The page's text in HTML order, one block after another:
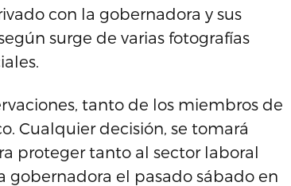
con la gobernadora y sus
surge de varias fotografías
tanto de los miembros de
Cualquier decisión, se tomará
proteger tanto al sector laboral
gobernadora el pasado sábado en